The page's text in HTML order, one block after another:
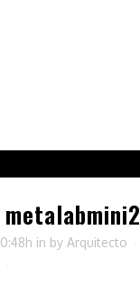
metalabmini2
in by Arquitecto